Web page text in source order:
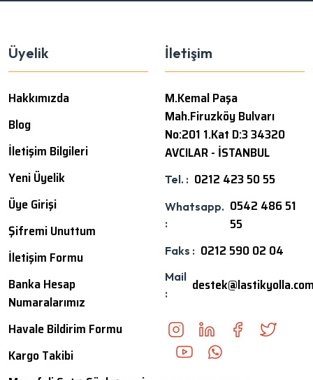
Üyelik
Hakkımızda
Blog
İletişim Bilgileri
Yeni Üyelik
Üye Girişi
Şifremi Unuttum
İletişim Formu
Banka Hesap
Numaralarımız
Havale Bildirim Formu
Kargo Takibi
İletişim
M.Kemal Paşa
Mah.Firuzköy Bulvarı
No:201 1.Kat D:3 34320
AVCILAR - İSTANBUL
Tel. : 0212 423 50 55
Whatsapp.
:
0542 486 51
55
Faks : 0212 590 02 04
Mail
: